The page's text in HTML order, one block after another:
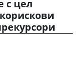
с цел